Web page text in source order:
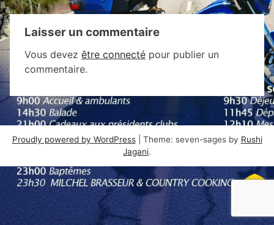
l’article
Laisser un commentaire
Vous devez être connecté pour publier un
commentaire.
Proudly powered by WordPress Theme: seven-sages by Rushi
Jagani.